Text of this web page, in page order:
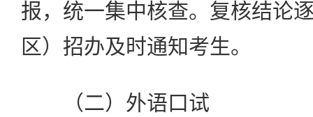
报，统一集中核查。复核结论
区）招办及时通知考生。
（二）外语口试